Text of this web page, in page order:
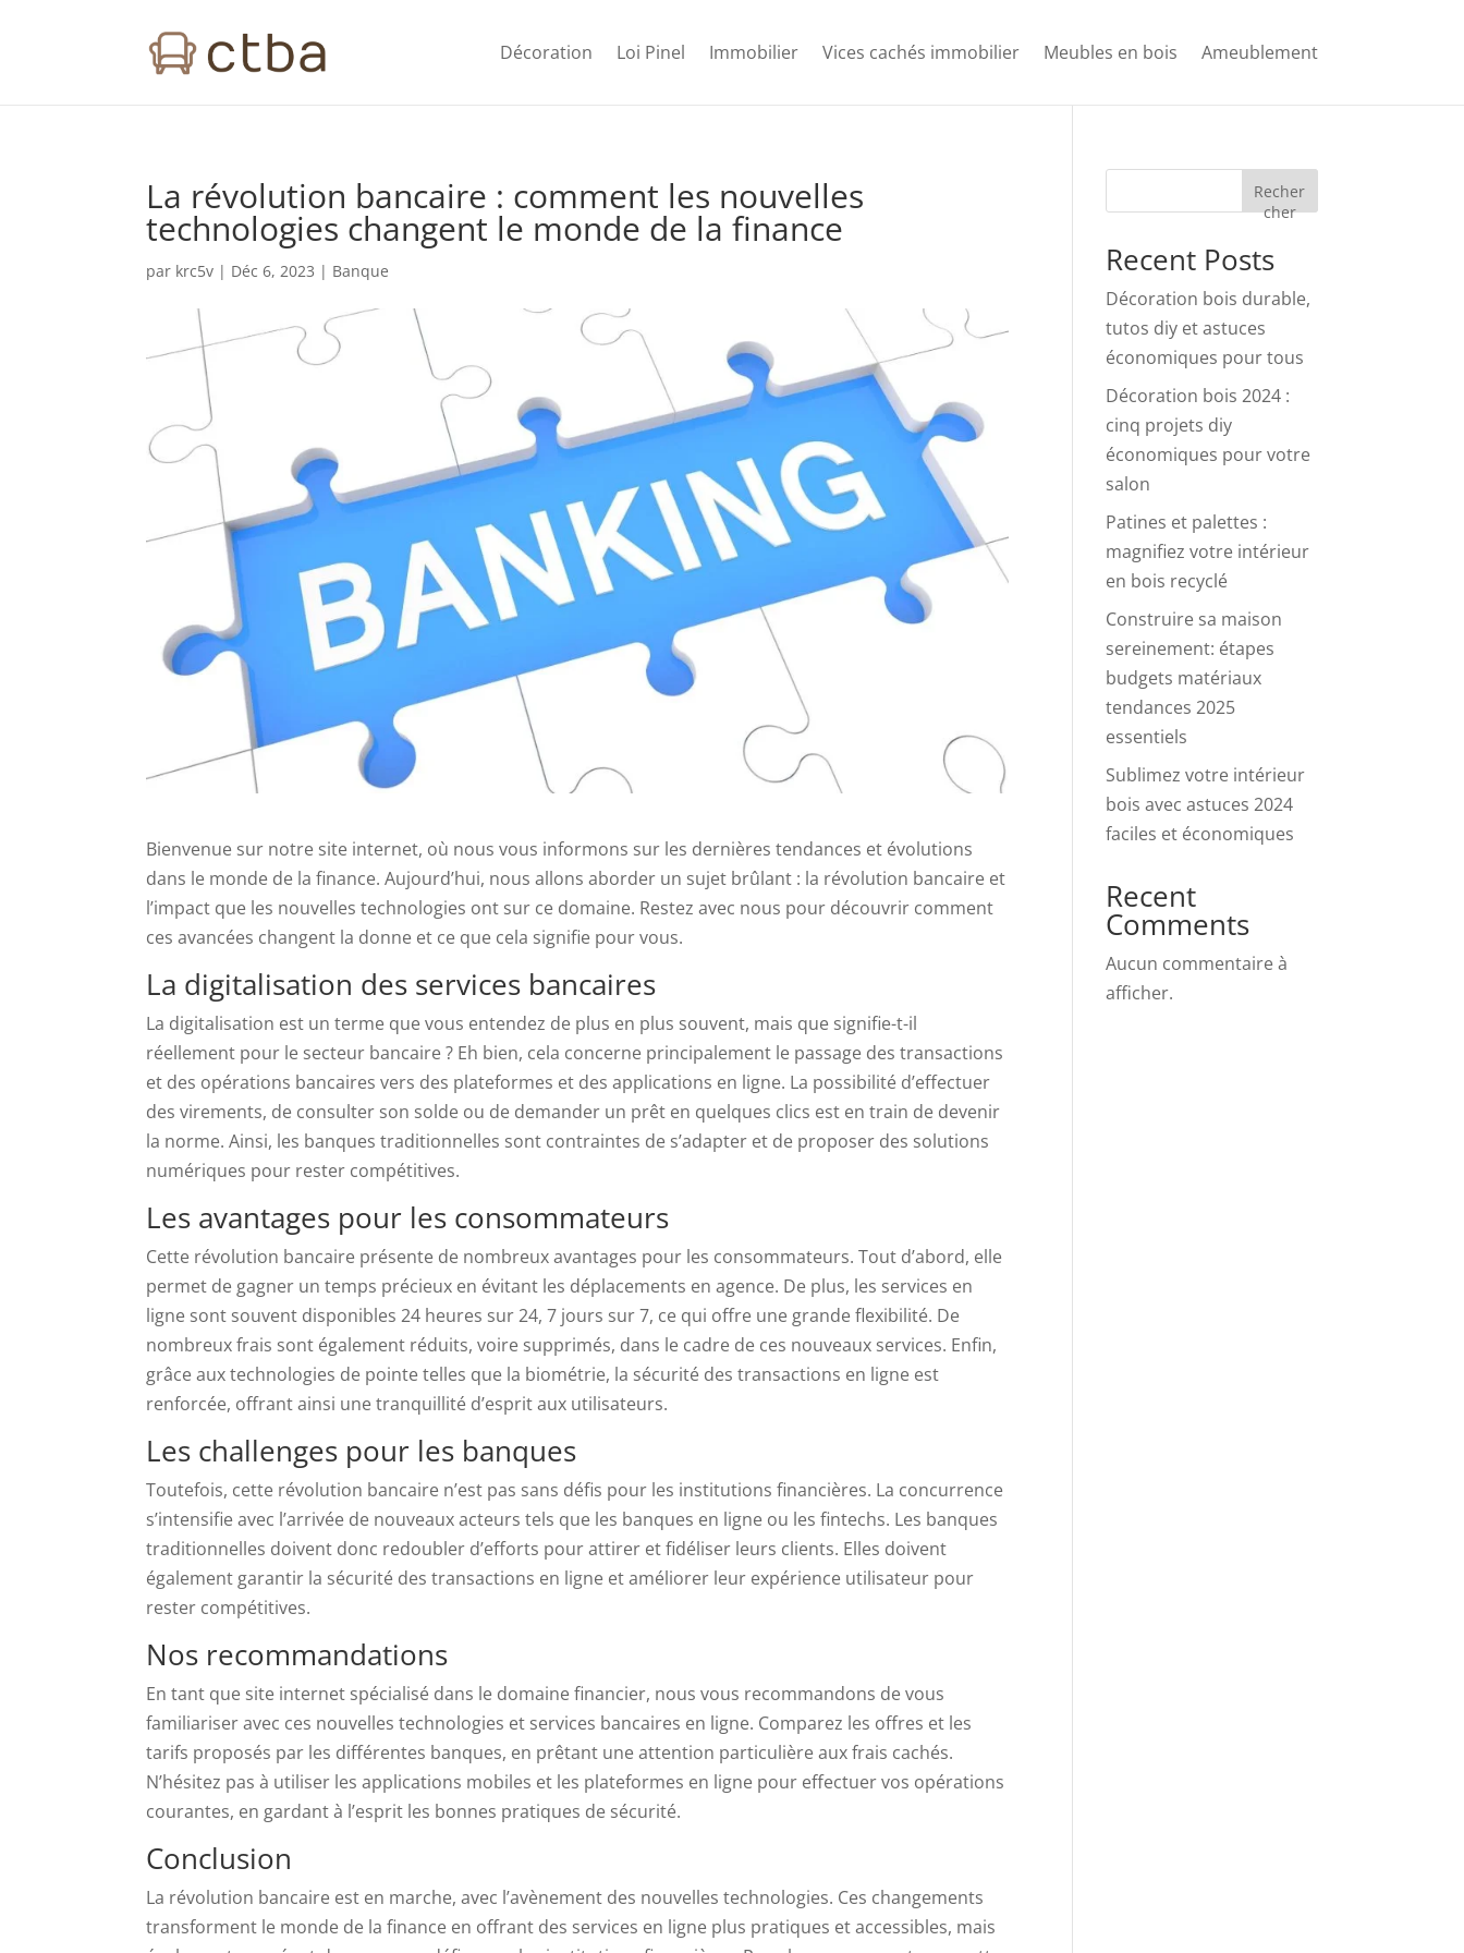
Décoration Loi Pinel Immobilier Vices cachés immobilier Meubles en bois Ameublement
La révolution bancaire : comment les nouvelles
technologies changent le monde de la finance
par krc5v | Déc 6, 2023 | Banque
Bienvenue sur notre site internet, où nous vous informons sur les dernières tendances et évolutions
dans le monde de la finance. Aujourd’hui, nous allons aborder un sujet brûlant : la révolution bancaire et
l’impact que les nouvelles technologies ont sur ce domaine. Restez avec nous pour découvrir comment
ces avancées changent la donne et ce que cela signifie pour vous.
La digitalisation des services bancaires
La digitalisation est un terme que vous entendez de plus en plus souvent, mais que signifie-t-il
réellement pour le secteur bancaire ? Eh bien, cela concerne principalement le passage des transactions
et des opérations bancaires vers des plateformes et des applications en ligne. La possibilité d’effectuer
des virements, de consulter son solde ou de demander un prêt en quelques clics est en train de devenir
la norme. Ainsi, les banques traditionnelles sont contraintes de s’adapter et de proposer des solutions
numériques pour rester compétitives.
Les avantages pour les consommateurs
Cette révolution bancaire présente de nombreux avantages pour les consommateurs. Tout d’abord, elle
permet de gagner un temps précieux en évitant les déplacements en agence. De plus, les services en
ligne sont souvent disponibles 24 heures sur 24, 7 jours sur 7, ce qui offre une grande flexibilité. De
nombreux frais sont également réduits, voire supprimés, dans le cadre de ces nouveaux services. Enfin,
grâce aux technologies de pointe telles que la biométrie, la sécurité des transactions en ligne est
renforcée, offrant ainsi une tranquillité d’esprit aux utilisateurs.
Les challenges pour les banques
Toutefois, cette révolution bancaire n’est pas sans défis pour les institutions financières. La concurrence
s’intensifie avec l’arrivée de nouveaux acteurs tels que les banques en ligne ou les fintechs. Les banques
traditionnelles doivent donc redoubler d’efforts pour attirer et fidéliser leurs clients. Elles doivent
également garantir la sécurité des transactions en ligne et améliorer leur expérience utilisateur pour
rester compétitives.
Nos recommandations
En tant que site internet spécialisé dans le domaine financier, nous vous recommandons de vous
familiariser avec ces nouvelles technologies et services bancaires en ligne. Comparez les offres et les
tarifs proposés par les différentes banques, en prêtant une attention particulière aux frais cachés.
N’hésitez pas à utiliser les applications mobiles et les plateformes en ligne pour effectuer vos opérations
courantes, en gardant à l’esprit les bonnes pratiques de sécurité.
Conclusion
La révolution bancaire est en marche, avec l’avènement des nouvelles technologies. Ces changements
transforment le monde de la finance en offrant des services en ligne plus pratiques et accessibles, mais
Recher
cher
Recent Posts
Décoration bois durable,
tutos diy et astuces
économiques pour tous
Décoration bois 2024 :
cinq projets diy
économiques pour votre
salon
Patines et palettes :
magnifiez votre intérieur
en bois recyclé
Construire sa maison
sereinement: étapes
budgets matériaux
tendances 2025
essentiels
Sublimez votre intérieur
bois avec astuces 2024
faciles et économiques
Recent
Comments
Aucun commentaire à
afficher.